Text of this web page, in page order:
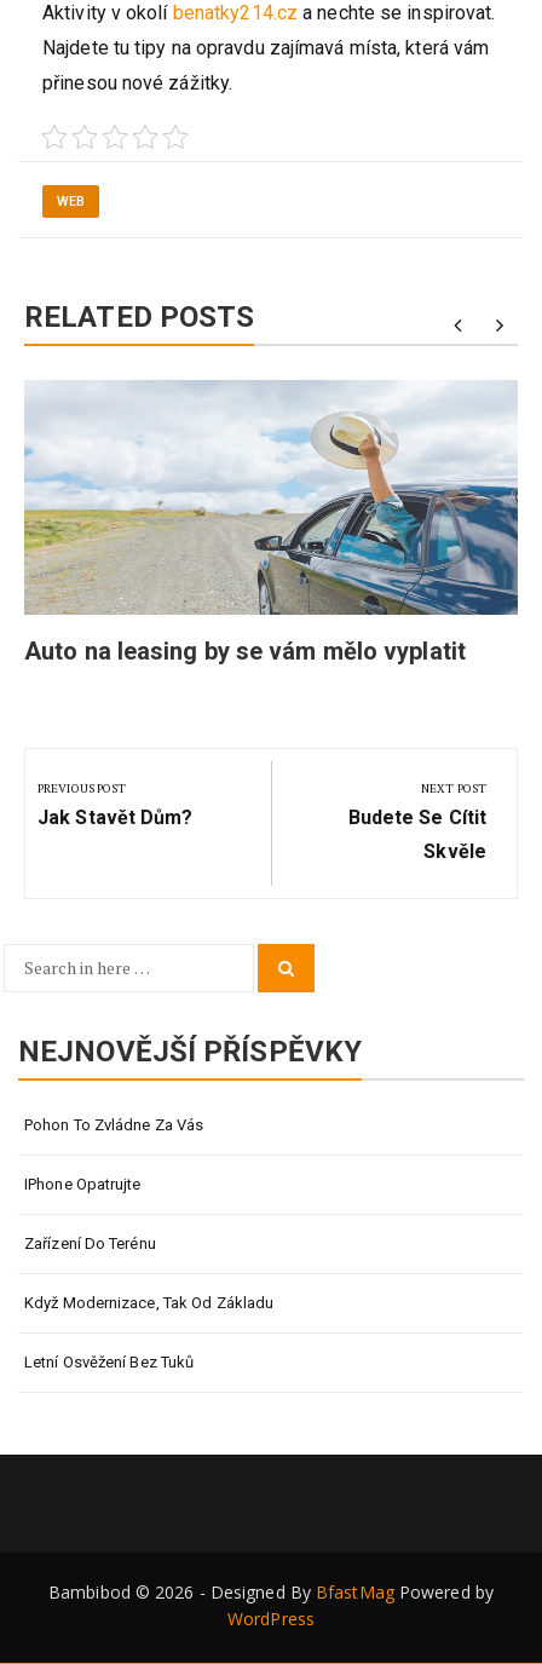
Aktivity v okolí benatky214.cz a nechte se inspirovat.
Najdete tu tipy na opravdu zajímavá místa, která vám
přinesou nové zážitky.
WEB
RELATED POSTS
Auto na leasing by se vám mělo vyplatit
pro
příspěvek
PREVIOUS POST
Previous
Jak Stavět Dům?
NEXT POST
Next
Budete Se Cítit
Skvěle
Search
NEJNOVĚJŠÍ PŘÍSPĚVKY
Pohon To Zvládne Za Vás
IPhone Opatrujte
Zařízení Do Terénu
Když Modernizace, Tak Od Základu
Letní Osvěžení Bez Tuků
Bambibod © 2026 - Designed By BfastMagPowered by
WordPress